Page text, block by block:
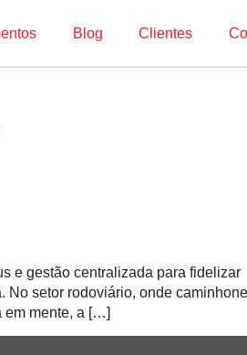
Blog Clientes
e gestão centralizada para fidelizar
No setor rodoviário, onde
em mente, a […]